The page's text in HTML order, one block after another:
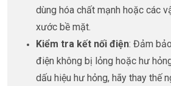
dùng hóa chất mạnh hoặc các
xước bề mặt.
Kiểm tra kết nối điện: Đảm
điện không bị lỏng hoặc hư
dấu hiệu hư hỏng, hãy thay thế